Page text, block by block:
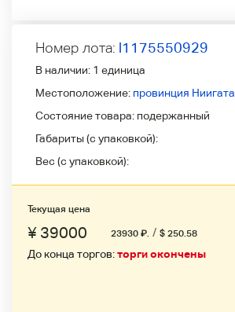
Номер лота: l1175550929
В наличии: 1 единица
Местоположение: провинция Ниигата
Состояние товара: подержанный
Габариты (с упаковкой):
Вес (с упаковкой):
Текущая цена
¥ 39000 23930 ₽. / $ 250.58
До конца торгов:торги окончены